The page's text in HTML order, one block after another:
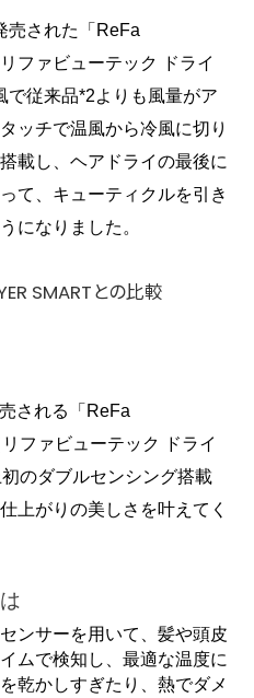
売された「ReFa
ファビューテック ドライ
で従来品*2よりも風量がア
ッチで温風から冷風に切り
載し、ヘアドライの最後に
て、キューティクルを引き
になりました。
SMARTとの比較
される「ReFa
ファビューテック ドライ
のダブルセンシング搭載
上がりの美しさを叶えてく
ンサーを用いて、髪や頭皮
ムで検知し、最適な温度に
乾かしすぎたり、熱でダメ